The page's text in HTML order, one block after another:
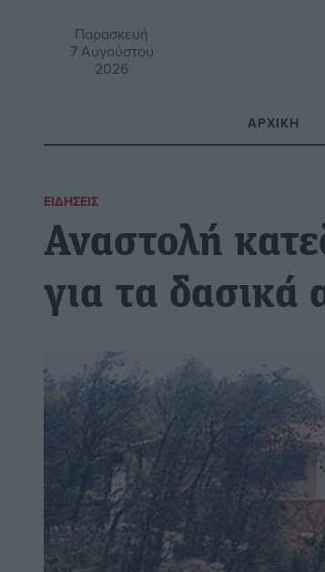
Παρασκευή
7 Αυγούστου
2026
ΑΡΧΙΚΉ
ΕΙΔΉΣΕΙΣ
Αναστολή
για τα δασικά